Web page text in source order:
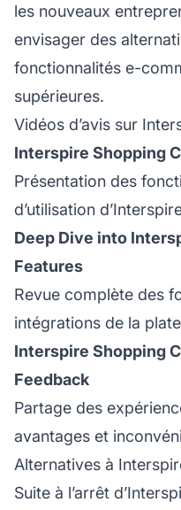
les nouveaux
envisager des
fonctionnalités e-
supérieures.
Vidéos d’avis sur
Interspire Shopping
Présentation des
d’utilisation
Deep Dive into
Features
Revue complète des
intégrations de la
Interspire Shopping
Feedback
Partage des
avantages et
Alternatives à
Suite à l’arrêt